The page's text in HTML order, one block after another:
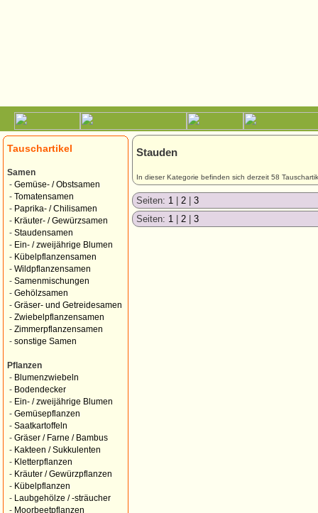
Tauschartikel
Samen
- Gemüse- / Obstsamen
- Tomatensamen
- Paprika- / Chilisamen
- Kräuter- / Gewürzsamen
- Staudensamen
- Ein- / zweijährige Blumen
- Kübelpflanzensamen
- Wildpflanzensamen
- Samenmischungen
- Gehölzsamen
- Gräser- und Getreidesamen
- Zwiebelpflanzensamen
- Zimmerpflanzensamen
- sonstige Samen
Pflanzen
- Blumenzwiebeln
- Bodendecker
- Ein- / zweijährige Blumen
- Gemüsepflanzen
- Saatkartoffeln
- Gräser / Farne / Bambus
- Kakteen / Sukkulenten
- Kletterpflanzen
- Kräuter / Gewürzpflanzen
- Kübelpflanzen
-
Laubgehölze / -sträucher
- Moorbeetpflanzen
Stauden
In dieser Kategorie befinden sich derzeit 58
Seiten: 1 2
3
Seiten: 1 2 3